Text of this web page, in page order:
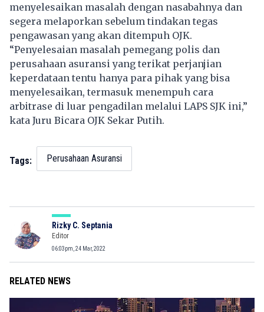
menyelesaikan masalah dengan nasabahnya dan
segera melaporkan sebelum tindakan tegas
pengawasan yang akan ditempuh OJK.
“Penyelesaian masalah pemegang polis dan
perusahaan asuransi yang terikat perjanjian
keperdataan tentu hanya para pihak yang bisa
menyelesaikan, termasuk menempuh cara
arbitrase di luar pengadilan melalui LAPS SJK ini,”
kata Juru Bicara OJK Sekar Putih.
Tags: Perusahaan Asuransi
Rizky C. Septania
Editor
06:03pm, 24 Mar, 2022
RELATED NEWS